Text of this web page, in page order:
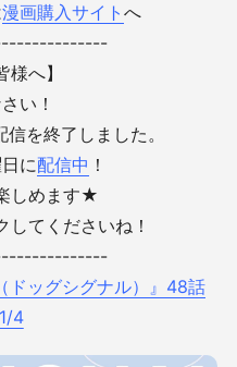
漫画購入サイト へ
様へ】
い！
を終了しました。
に配信中 ！
しめます★
てくださいね！
ドッグシグナル）』48話
4